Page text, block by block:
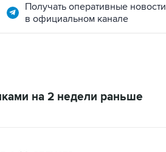
Получать оперативные новости
в официальном канале
на 2 недели раньше